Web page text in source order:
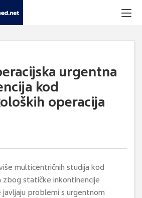
urgentna
kod
operacija
multicentričnih studija kod
zbog statičke inkontinencije
javljaju problemi s urgentnom